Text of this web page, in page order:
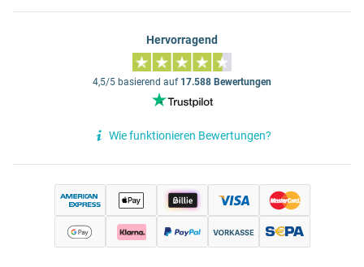
Hervorragend
4,5/5 basierend auf 17.588 Bewertungen
Wie funktionieren Bewertungen?